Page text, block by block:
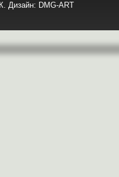
Дизайн: DMG-ART